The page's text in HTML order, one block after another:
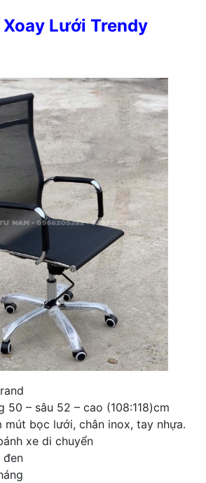
Lưới Trendy
50 – sâu 52 – cao (108:118)cm
mút bọc lưới, chân inox, tay nhựa.
xe di chuyển
đen